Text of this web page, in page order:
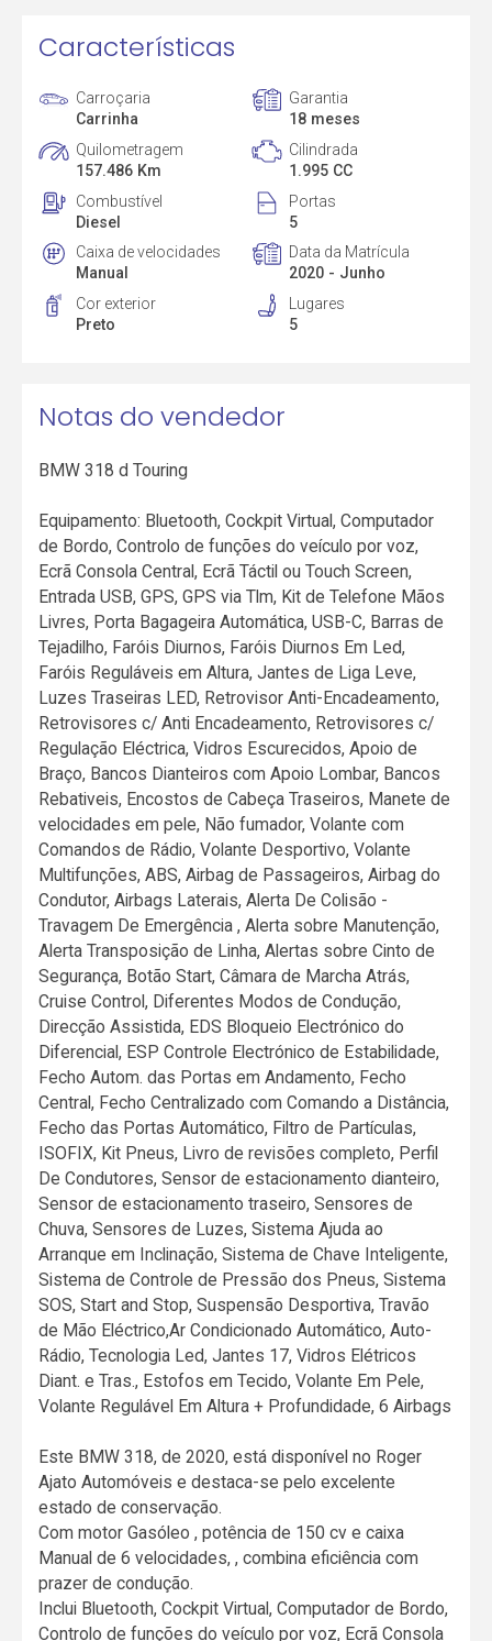
Características
Carroçaria
Carrinha
Garantia
18 meses
Quilometragem
157.486 Km
Cilindrada
1.995 CC
Combustível
Diesel
Portas
5
Caixa de velocidades
Manual
Data da Matrícula
2020 - Junho
Cor exterior
Preto
Lugares
5
Notas do vendedor
BMW 318 d Touring
Equipamento: Bluetooth, Cockpit Virtual, Computador
de Bordo, Controlo de funções do veículo por voz,
Ecrã Consola Central, Ecrã Táctil ou Touch Screen,
Entrada USB, GPS, GPS via Tlm, Kit de Telefone Mãos
Livres, Porta Bagageira Automática, USB-C, Barras de
Tejadilho, Faróis Diurnos, Faróis Diurnos Em Led,
Faróis Reguláveis em Altura, Jantes de Liga Leve,
Luzes Traseiras LED, Retrovisor Anti-Encadeamento,
Retrovisores c/ Anti Encadeamento, Retrovisores c/
Regulação Eléctrica, Vidros Escurecidos, Apoio de
Braço, Bancos Dianteiros com Apoio Lombar, Bancos
Rebativeis, Encostos de Cabeça Traseiros, Manete de
velocidades em pele, Não fumador, Volante com
Comandos de Rádio, Volante Desportivo, Volante
Multifunções, ABS, Airbag de Passageiros, Airbag do
Condutor, Airbags Laterais, Alerta De Colisão -
Travagem De Emergência , Alerta sobre Manutenção,
Alerta Transposição de Linha, Alertas sobre Cinto de
Segurança, Botão Start, Câmara de Marcha Atrás,
Cruise Control, Diferentes Modos de Condução,
Direcção Assistida, EDS Bloqueio Electrónico do
Diferencial, ESP Controle Electrónico de Estabilidade,
Fecho Autom. das Portas em Andamento, Fecho
Central, Fecho Centralizado com Comando a Distância,
Fecho das Portas Automático, Filtro de Partículas,
ISOFIX, Kit Pneus, Livro de revisões completo, Perfil
De Condutores, Sensor de estacionamento dianteiro,
Sensor de estacionamento traseiro, Sensores de
Chuva, Sensores de Luzes, Sistema Ajuda ao
Arranque em Inclinação, Sistema de Chave Inteligente,
Sistema de Controle de Pressão dos Pneus, Sistema
SOS, Start and Stop, Suspensão Desportiva, Travão
de Mão Eléctrico,Ar Condicionado Automático, Auto-
Rádio, Tecnologia Led, Jantes 17, Vidros Elétricos
Diant. e Tras., Estofos em Tecido, Volante Em Pele,
Volante Regulável Em Altura + Profundidade, 6 Airbags
Este BMW 318, de 2020, está disponível no Roger
Ajato Automóveis e destaca-se pelo excelente
estado de conservação.
Com motor Gasóleo , potência de 150 cv e caixa
Manual de 6 velocidades, , combina eficiência com
prazer de condução.
Inclui Bluetooth, Cockpit Virtual, Computador de Bordo,
Controlo de funções do veículo por voz, Ecrã Consola